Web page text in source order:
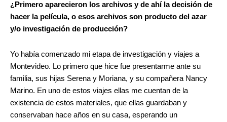
¿Primero aparecieron los archivos y de ahí la decisión de
hacer la película, o esos archivos son producto del azar
y/o investigación de producción?
Yo había comenzado mi etapa de investigación y viajes a
Montevideo. Lo primero que hice fue presentarme ante su
familia, sus hijas Serena y Moriana, y su compañera Nancy
Marino. En uno de estos viajes ellas me cuentan de la
existencia de estos materiales, que ellas guardaban y
conservaban hace años en su casa, esperando un